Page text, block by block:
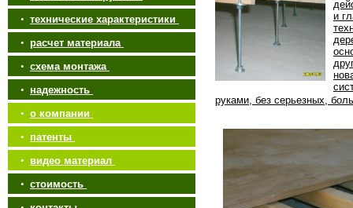
• технические характеристики
• расчет материала
• схема монтажа
• надежность
• о компании
• патенты
• видео материал
• стоимость
и
руками, без серьезных,